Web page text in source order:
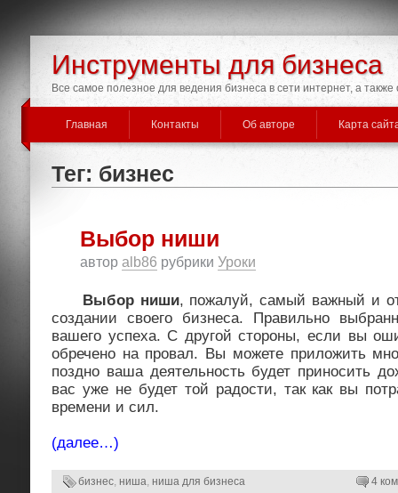
Инструменты для бизнеса
Все самое полезное для ведения бизнеса в сети интернет, а
Главная Контакты Об авторе Карта
Тег: бизнес
Выбор ниши
автор alb86 рубрики Уроки
Выбор ниши, пожалуй, самый важный и
создании своего бизнеса. Правильно
вашего успеха. С другой стороны, если вы
обречено на провал. Вы можете приложить
поздно ваша деятельность будет приносить
вас уже не будет той радости, так как вы
времени и сил.
(далее…)
бизнес, ниша, ниша для бизнеса 4